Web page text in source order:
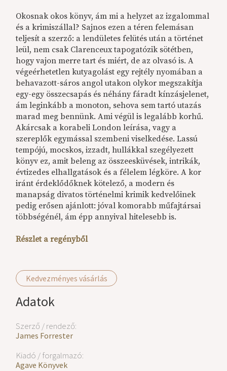
Kedvezményes vásárlás
Adatok
Szerző / rendező:
James Forrester
Kiadó / forgalmazó:
Agave Könyvek
Okosnak okos könyv, ám mi a helyzet az izgalommal
és a krimiszállal? Sajnos ezen a téren felemásan
teljesít a szerző: a lendületes felütés után a történet
leül, nem csak Clarenceux tapogatózik sötétben,
hogy vajon merre tart és miért, de az olvasó is. A
végeérhetetlen kutyagolást egy rejtély nyomában a
behavazott-sáros angol utakon olykor megszakítja
egy-egy összecsapás és néhány fáradt kínzásjelenet,
ám leginkább a monoton, sehova sem tartó utazás
marad meg bennünk. Ami végül is legalább korhű.
Akárcsak a korabeli London leírása, vagy a
szereplők egymással szembeni viselkedése. Lassú
tempójú, mocskos, izzadt, hullákkal szegélyezett
könyv ez, amit beleng az összeesküvések, intrikák,
évtizedes elhallgatások és a félelem légköre. A kor
iránt érdeklődőknek kötelező, a modern és
manapság divatos történelmi krimik kedvelőinek
pedig erősen ajánlott: jóval komorabb műfajtársai
többségénél, ám épp annyival hitelesebb is.
Részlet a regényből